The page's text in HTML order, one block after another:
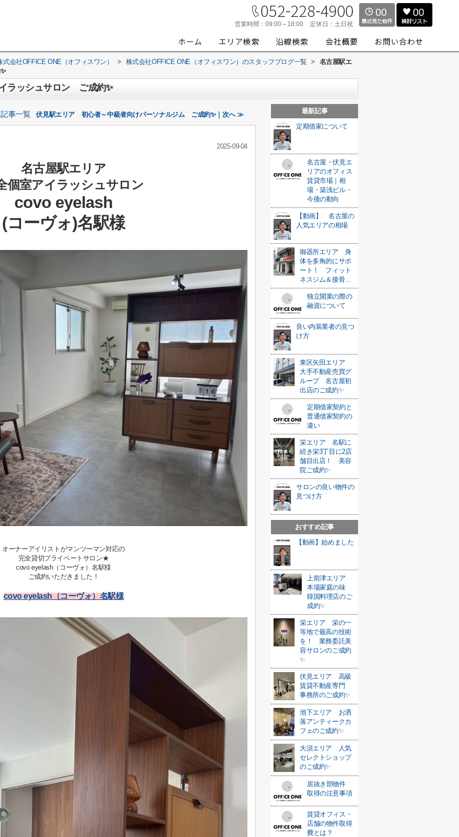
営業時間： 09:00～18:00 定休日： 土日祝
00 00
会社OFFICE ONE（オフィスワン） > 株式会社OFFICE ONE（オフィスワン）のスタッフブログ一覧 >
名古屋駅エ
ラッシュサロン ご成約✨
記事一覧 伏見駅エリア 初心者～中級者向けパーソナルジム ご成約✨｜次へ ≫
2025-09-04
名古屋駅エリア
個室アイラッシュサロン
covo eyelash
(コーヴォ)名駅様
オーナーアイリストがマンツーマン対応の
完全貸切プライベートサロン★
covo eyelash（コーヴォ）名駅様
ご成約いただきました！
covo eyelash（コーヴォ）名駅様
最新記事
定期借家について
名古屋・伏見エ
リアのオフィス
賃貸市場｜相
場・築浅ビル・
今後の動向
【動画】 名古屋の
人気エリアの相場
御器所エリア 身
体を多角的にサポ
ート！ フィット
ネスジム＆接骨...
独立開業の際の
融資について
良い内装業者の見つ
け方
東区矢田エリア
大手不動産売買グ
ループ 名古屋初
出店のご成約✨
定期借家契約と
普通借家契約の
違い
栄エリア 名駅に
続き栄3丁目に2店
舗目出店！ 美容
院ご成約✨
サロンの良い物件の
見つけ方
おすすめ記事
【動画】始めました
上前津エリア
本場家庭の味
韓国料理店のご
成約✨
栄エリア 栄の一
等地で最高の技術
を！ 業務委託美
容サロンのご成約
✨
伏見エリア 高級
賃貸不動産専門
事務所のご成約✨
池下エリア お洒
落アンティークカ
フェのご成約✨
大須エリア 人気
セレクトショップ
のご成約✨
居抜き部物件
取得の注意事項
賃貸オフィス・
店舗の物件取得
費とは？